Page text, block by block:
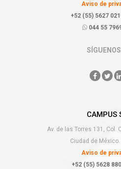
Aviso de
+52 (55) 5627
044 55
CAMPUS
Av. de las Torres 131, Col.
Ciudad de México.
Aviso de
+52 (55) 5628